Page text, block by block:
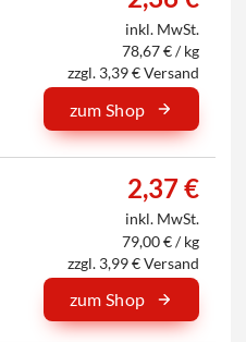
inkl. MwSt.
78,67 € / kg
zzgl. 3,39 € Versand
zum Shop
2,37 €
inkl. MwSt.
79,00 € / kg
zzgl. 3,99 € Versand
zum Shop